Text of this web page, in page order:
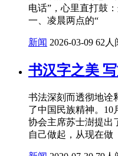
电话”，心里直打鼓
一、凌晨两点的“
新闻 2026-03-09 62人
书汉字之美
书法深刻而透彻地诠
了中国民族精神。10
协会主席苏士澍提出
自己做起，从现在做